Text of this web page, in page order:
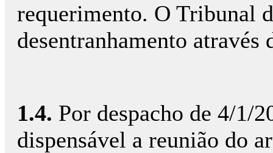
requerimento. O Tribunal
desentranhamento através
1.4. Por despacho de 4/1/
dispensável a reunião do